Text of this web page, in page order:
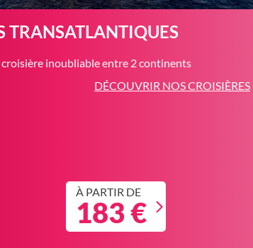
TRANSATLANTIQUES
inoubliable entre 2 continents
DÉCOUVRIR NOS CROISIÈRES
À PARTIR DE
183 €